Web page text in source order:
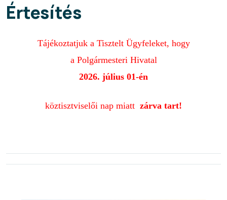
Értesítés
Tájékoztatjuk a Tisztelt Ügyfeleket, hogy
a Polgármesteri Hivatal
2026. július 01-én
köztisztviselői nap miatt zárva tart!